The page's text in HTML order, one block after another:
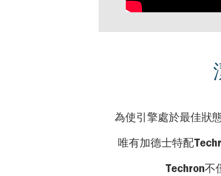
為使引擎處於最佳狀
唯有加德士特配
Techron不